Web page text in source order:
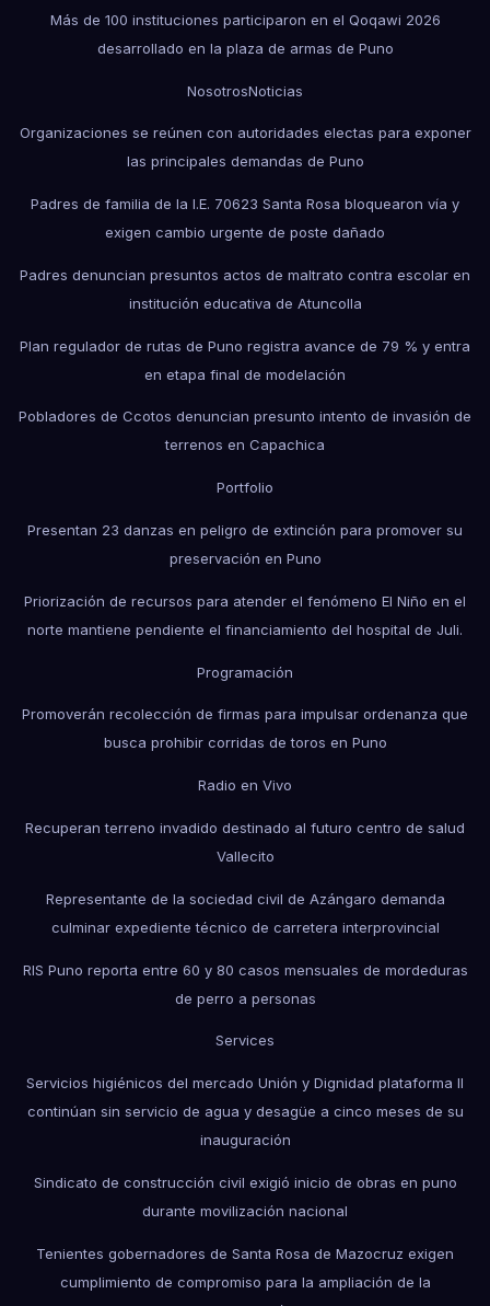
Más de 100 instituciones participaron en el Qoqawi 2026
desarrollado en la plaza de armas de Puno
NosotrosNoticias
Organizaciones se reúnen con autoridades electas para exponer
las principales demandas de Puno
Padres de familia de la I.E. 70623 Santa Rosa bloquearon vía y
exigen cambio urgente de poste dañado
Padres denuncian presuntos actos de maltrato contra escolar en
institución educativa de Atuncolla
Plan regulador de rutas de Puno registra avance de 79 % y entra
en etapa final de modelación
Pobladores de Ccotos denuncian presunto intento de invasión de
terrenos en Capachica
Portfolio
Presentan 23 danzas en peligro de extinción para promover su
preservación en Puno
Priorización de recursos para atender el fenómeno El Niño en el
norte mantiene pendiente el financiamiento del hospital de Juli.
Programación
Promoverán recolección de firmas para impulsar ordenanza que
busca prohibir corridas de toros en Puno
Radio en Vivo
Recuperan terreno invadido destinado al futuro centro de salud
Vallecito
Representante de la sociedad civil de Azángaro demanda
culminar expediente técnico de carretera interprovincial
RIS Puno reporta entre 60 y 80 casos mensuales de mordeduras
de perro a personas
Services
Servicios higiénicos del mercado Unión y Dignidad plataforma II
continúan sin servicio de agua y desagüe a cinco meses de su
inauguración
Sindicato de construcción civil exigió inicio de obras en puno
durante movilización nacional
Tenientes gobernadores de Santa Rosa de Mazocruz exigen
cumplimiento de compromiso para la ampliación de la